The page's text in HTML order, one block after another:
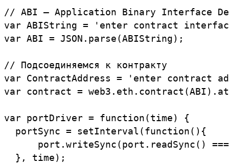
// ABI — Application Binary Interface
var ABIString = 'enter contract
var ABI = JSON.parse(ABIString);
// Подсоединяемся к контракту
var ContractAddress = 'enter contract
var contract =
var portDriver = function(time) {
  portSync = setInterval(function(){
port.writeSync(port.readSync()
  }, time);